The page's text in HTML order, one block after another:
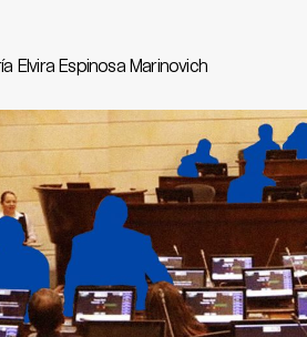
Elvira Espinosa Marinovich